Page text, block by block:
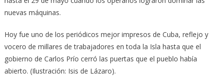
nuevas máquinas.
Hoy fue uno de los periódicos mejor impresos de Cuba, reflejo y
vocero de millares de trabajadores en toda la Isla hasta que el
gobierno de Carlos Prío cerró las puertas que el pueblo había
abierto. (Ilustración: Isis de Lázaro).